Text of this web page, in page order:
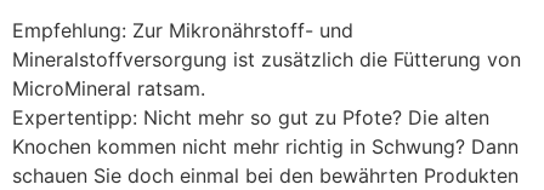
Empfehlung: Zur Mikronährstoff- und
Mineralstoffversorgung ist zusätzlich die Fütterung von
MicroMineral ratsam.
Expertentipp: Nicht mehr so gut zu Pfote? Die alten
Knochen kommen nicht mehr richtig in Schwung? Dann
schauen Sie doch einmal bei den bewährten Produkten